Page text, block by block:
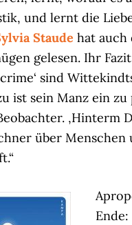
und lernt die
Staude hat auch
gelesen. Ihr
sind
ist sein Manz ein zu
‚Hinterm
über Menschen